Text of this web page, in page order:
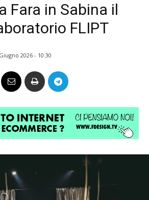
Fara in Sabina il
FLIPT
2026 - 10:30